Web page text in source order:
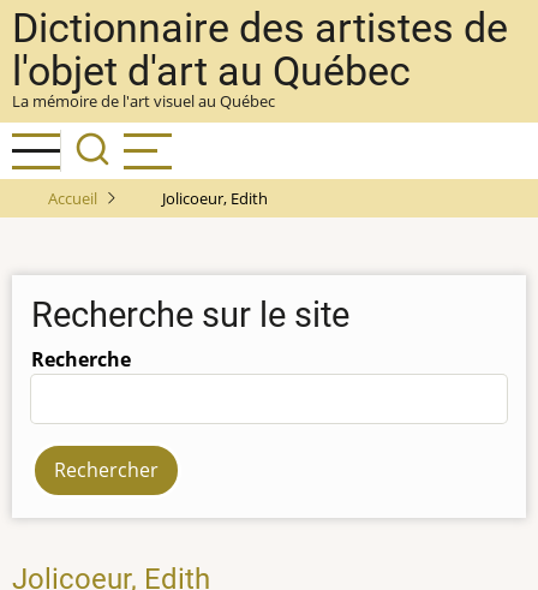
Aller
au
contenu
principal
Dictionnaire des artistes de
l'objet d'art au Québec
La mémoire de l'art visuel au Québec
Accueil Jolicoeur, Edith
Recherche sur le site
Recherche
Jolicoeur, Edith